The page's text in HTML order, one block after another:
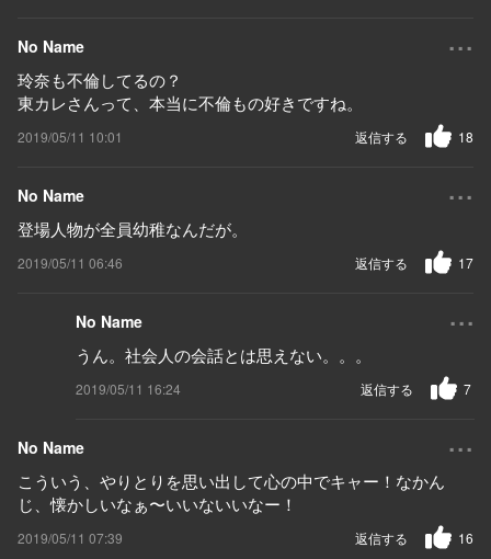
No Name ...
玲奈も不倫してるの？
東カレさんって、本当に不倫もの好きですね。
2019/05/11 10:01 18
返信する
No Name ...
登場人物が全員幼稚なんだが。
2019/05/11 06:46 17
返信する
No Name ...
うん。社会人の会話とは思えない。。。
2019/05/11 16:24 7
返信する
No Name ...
こういう、やりとりを思い出して心の中でキャー！なかん
じ、懐かしいなぁ〜いいないいなー！
2019/05/11 07:39 16
返信する